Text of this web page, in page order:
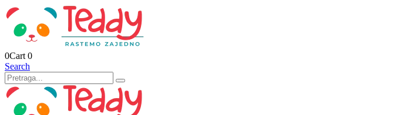
0Cart 0
Search